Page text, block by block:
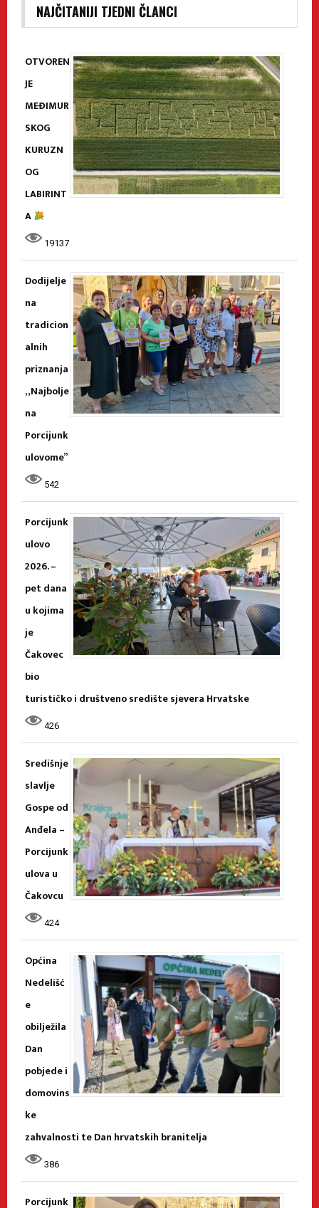
NAJČITANIJI TJEDNI ČLANCI
OTVOREN
JE
MEĐIMUR
SKOG
KURUZN
OG
LABIRINT
A
19137
Dodijelje
na
tradicion
alnih
priznanja
„Najbolje
na
Porcijunk
ulovome”
542
Porcijunk
ulovo
2026. –
pet dana
u kojima
je
Čakovec
bio
turističko i društveno središte sjevera Hrvatske
426
Središnje
slavlje
Gospe od
Anđela –
Porcijunk
ulova u
Čakovcu
424
Općina
Nedelišć
e
obilježila
Dan
pobjede i
domovins
ke
zahvalnosti te Dan hrvatskih branitelja
386
Porcijunk